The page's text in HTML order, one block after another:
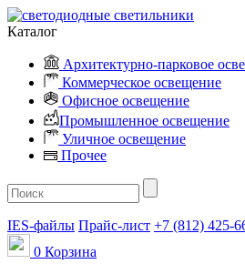
Каталог
Архитектурно-парковое
Коммерческое освещение
Офисное освещение
Промышленное освещение
Уличное освещение
Прочее
IES-файлы Прайс-лист +7 (812) 425-
0 Корзина